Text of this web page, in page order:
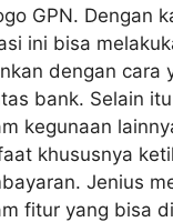
GPN. Dengan
ini bisa
dengan cara
bank. Selain
kegunaan
khususnya
Jenius
fitur yang bisa